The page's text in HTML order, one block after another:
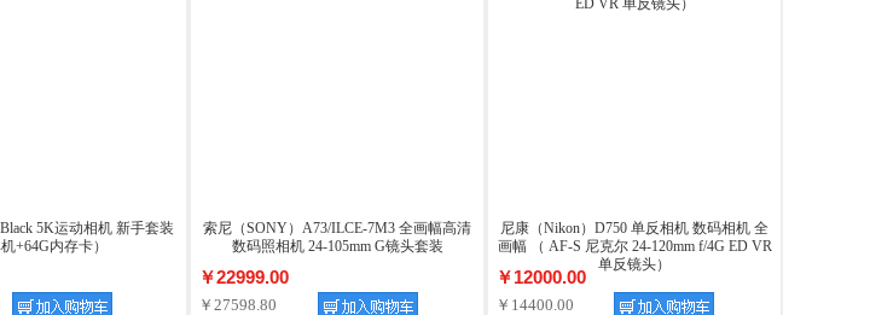
5K运动相机 新手套装
机+64G内存卡）
索尼（SONY）A73/ILCE-7M3 全画幅高清
数码照相机 24-105mm G镜头套装
￥22999.00
￥27598.80
尼康（Nikon）D750 单反相机 数码相机 全
画幅 （ AF-S 尼克尔 24-120mm f/4G ED VR
单反镜头）
￥12000.00
￥14400.00